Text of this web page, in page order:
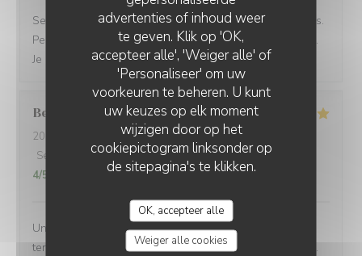
advertenties of inhoud weer
te geven. Klik op 'OK,
accepteer alle', 'Weiger alle' of
'Personaliseer' om uw
voorkeuren te beheren. U kunt
uw keuzes op elk moment
wijzigen door op het
cookiepictogram linksonder op
de sitepagina's te klikken.
OK, accepteer alle
Weiger alle cookies
Service rapide pour une pause déjeuner entre collègues.
Personnel agréable et efficace. Le plat du jour était bon.
Je recommande cet établissement
Bernard
2026-06-17
- 18:30 - Gasten 5
Service
/5 Atmosfeer:4/5 Keuken: 5/5 Kwaliteit / Prijs
4/5
Une équipe très à l'écoute, souriante et efficace... Une
terrasse où il fait bon vivre et une salle climatisée aussi.